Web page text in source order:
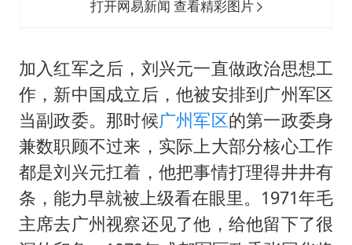
打开网易新闻 查看精彩图片
加入红军之后，刘兴元一直做政治思想工
作，新中国成立后，他被安排到广州军区
当副政委。那时候广州军区的第一政委身
兼数职顾不过来，实际上大部分核心工作
都是刘兴元扛着，他把事情打理得井井有
条，能力早就被上级看在眼里。1971年毛
主席去广州视察还见了他，给他留下了很